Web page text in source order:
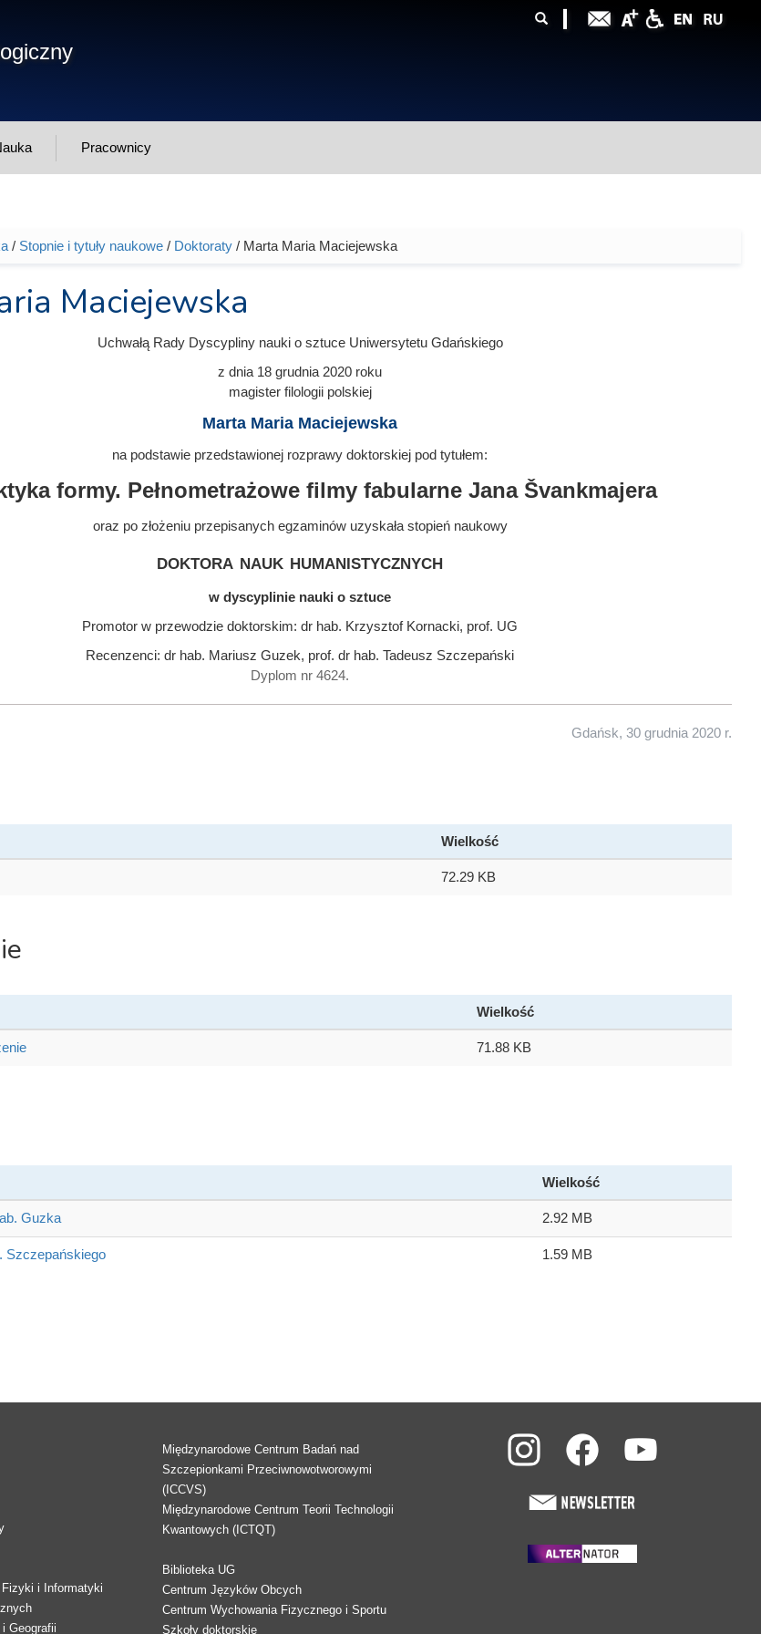
Pracownicy
/ Stopnie i tytuły naukowe/ Doktoraty/ Marta Maria Maciejewska
Maciejewska
Uchwałą Rady Dyscypliny nauki o sztuce Uniwersytetu Gdańskiego
z dnia 18 grudnia 2020 roku
magister filologii polskiej
Marta Maria Maciejewska
na podstawie przedstawionej rozprawy doktorskiej pod tytułem:
formy. Pełnometrażowe filmy fabularne Jana Švankmajera
oraz po złożeniu przepisanych egzaminów uzyskała stopień naukowy
doktora nauk humanistycznych
w dyscyplinie nauki o sztuce
Promotor w przewodzie doktorskim: dr hab. Krzysztof Kornacki, prof. UG
Recenzenci: dr hab. Mariusz Guzek, prof. dr hab. Tadeusz Szczepański
Dyplom nr 4624.
Gdańsk, 30 grudnia 2020 r.
Wielkość
72.29 KB
Wielkość
71.88 KB
Wielkość
Guzka 2.92 MB
Szczepańskiego 1.59 MB
i Informatyki
Geografii
Międzynarodowe Centrum Badań nad
Szczepionkami Przeciwnowotworowymi
(ICCVS)
Międzynarodowe Centrum Teorii Technologii
Kwantowych (ICTQT)
Biblioteka UG
Centrum Języków Obcych
Centrum Wychowania Fizycznego i Sportu
Szkoły doktorskie